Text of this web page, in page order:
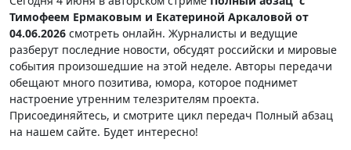
Тимофеем Ермаковым и Екатериной Аркаловой от
04.06.2026 смотреть онлайн. Журналисты и ведущие
разберут последние новости, обсудят российски и мировые
события произошедшие на этой неделе. Авторы передачи
обещают много позитива, юмора, которое поднимет
настроение утренним телезрителям проекта.
Присоединяйтесь, и смотрите цикл передач Полный абзац
на нашем сайте. Будет интересно!